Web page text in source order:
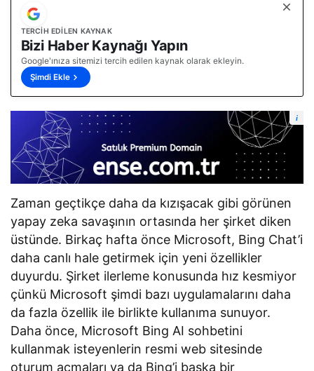
TERCIH EDILEN KAYNAK
Bizi Haber Kaynağı Yapın
Google'ınıza sitemizi tercih edilen kaynak olarak ekleyin.
Şimdi Ekle
i
Zaman geçtikçe daha da kızışacak gibi görünen
yapay zeka savaşının ortasında her şirket diken
üstünde. Birkaç hafta önce Microsoft, Bing Chat’i
daha canlı hale getirmek için yeni özellikler
duyurdu. Şirket ilerleme konusunda hız kesmiyor
çünkü Microsoft şimdi bazı uygulamalarını daha
da fazla özellik ile birlikte kullanıma sunuyor.
Daha önce, Microsoft Bing AI sohbetini
kullanmak isteyenlerin resmi web sitesinde
oturum açmaları ya da Bing’i başka bir